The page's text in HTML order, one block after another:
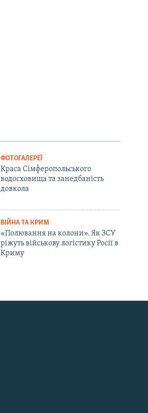
ФОТОГАЛЕРЕЇ
Краса Сімферопольського
водосховища та занедбаність
довкола
ВІЙНА ТА КРИМ
«Полювання на колони». Як ЗСУ
ріжуть військову логістику Росії в
Криму